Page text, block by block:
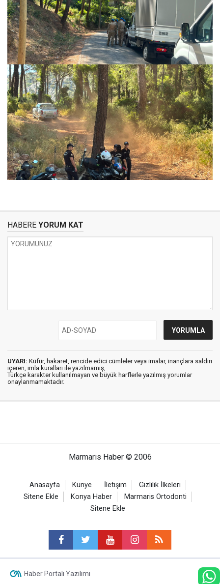
HABERE YORUM KAT
UYARI: Küfür, hakaret, rencide edici cümleler veya imalar, inançlara saldırı
içeren, imla kuralları ile yazılmamış,
Türkçe karakter kullanılmayan ve büyük harflerle yazılmış yorumlar
onaylanmamaktadır.
Marmaris Haber © 2006
Anasayfa Künye İletişim
Gizlilik İlkeleri
Sitene Ekle
Konya Haber
Marmaris Ortodonti
Sitene Ekle
Haber Portalı Yazılımı